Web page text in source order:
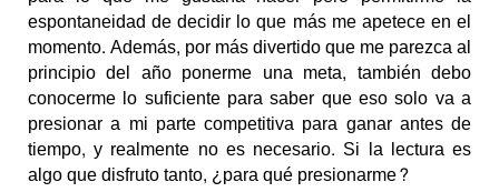
espontaneidad de decidir lo que más me apetece en el
momento. Además, por más divertido que me parezca al
principio del año ponerme una meta, también debo
conocerme lo suficiente para saber que eso solo va a
presionar a mi parte competitiva para ganar antes de
tiempo, y realmente no es necesario. Si la lectura es
algo que disfruto tanto, ¿para qué presionarme?